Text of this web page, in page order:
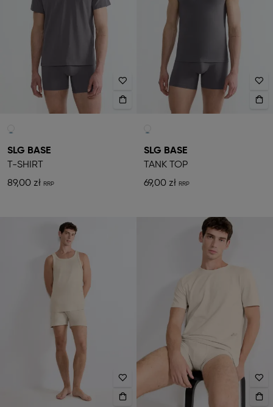
SLG BASE
T-SHIRT
89,00 zł
SLG BASE
TANK TOP
69,00 zł